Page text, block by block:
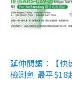
延伸閱讀：【快
檢測劑 最平